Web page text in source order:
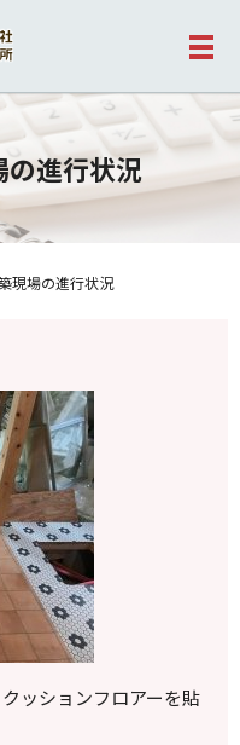
メ
進行状況
現場の進行状況
ッションフロアーを貼